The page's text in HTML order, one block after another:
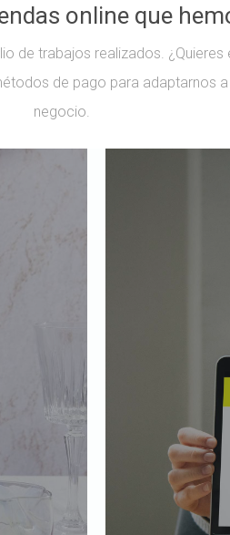
online que
de trabajos realizados. ¿Quieres
de pago para adaptarnos
negocio.